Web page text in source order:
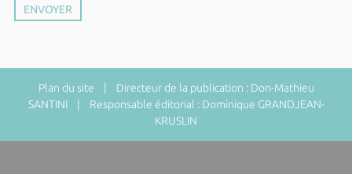
Plan du site | Directeur de la publication : Don-Mathieu
SANTINI | Responsable éditorial : Dominique GRANDJEAN-
KRUSLIN